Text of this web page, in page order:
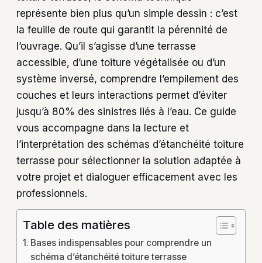
représente bien plus qu’un simple dessin : c’est
la feuille de route qui garantit la pérennité de
l’ouvrage. Qu’il s’agisse d’une terrasse
accessible, d’une toiture végétalisée ou d’un
système inversé, comprendre l’empilement des
couches et leurs interactions permet d’éviter
jusqu’à 80% des sinistres liés à l’eau. Ce guide
vous accompagne dans la lecture et
l’interprétation des schémas d’étanchéité toiture
terrasse pour sélectionner la solution adaptée à
votre projet et dialoguer efficacement avec les
professionnels.
Table des matières
Bases indispensables pour comprendre un
schéma d’étanchéité toiture terrasse